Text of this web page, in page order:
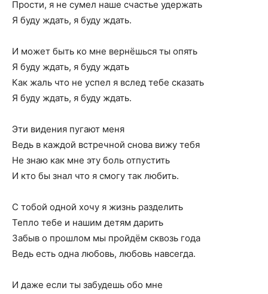
Прости, я не сумел наше счастье удержать
Я буду ждать, я буду ждать.
И может быть ко мне вернёшься ты опять
Я буду ждать, я буду ждать
Как жаль что не успел я вслед тебе сказать
Я буду ждать, я буду ждать.
Эти видения пугают меня
Ведь в каждой встречной снова вижу тебя
Не знаю как мне эту боль отпустить
И кто бы знал что я смогу так любить.
С тобой одной хочу я жизнь разделить
Тепло тебе и нашим детям дарить
Забыв о прошлом мы пройдём сквозь года
Ведь есть одна любовь, любовь навсегда.
И даже если ты забудешь обо мне